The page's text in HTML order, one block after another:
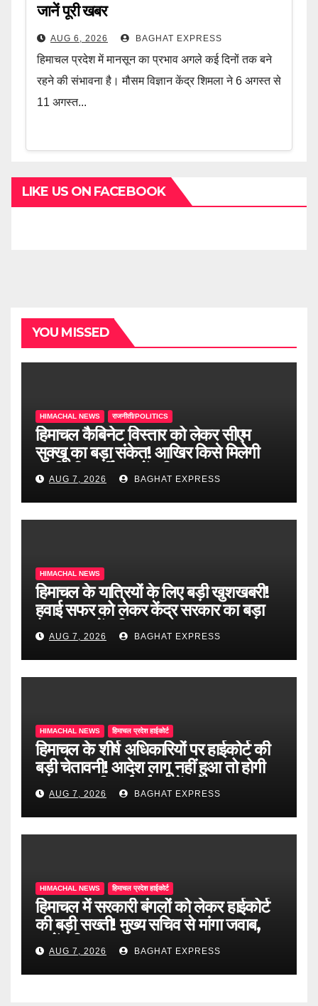
जानें पूरी खबर
AUG 6, 2026 BAGHAT EXPRESS
हिमाचल प्रदेश में मानसून का प्रभाव अगले कई दिनों तक बने
रहने की संभावना है। मौसम विज्ञान केंद्र शिमला ने 6 अगस्त से
11 अगस्त...
LIKE US ON FACEBOOK
YOU MISSED
HIMACHAL NEWS राजनीती/POLITICS
हिमाचल कैबिनेट विस्तार को लेकर सीएम
सुक्खू का बड़ा संकेत! आखिर किसे मिलेगी
मंत्री की कुर्सी? जानें पूरी खबर
AUG 7, 2026 BAGHAT EXPRESS
HIMACHAL NEWS
हिमाचल के यात्रियों के लिए बड़ी खुशखबरी!
हवाई सफर को लेकर केंद्र सरकार का बड़ा
फैसला, जानें पूरी खबर
AUG 7, 2026 BAGHAT EXPRESS
HIMACHAL NEWS हिमाचल प्रदेश हाईकोर्ट
हिमाचल के शीर्ष अधिकारियों पर हाईकोर्ट की
बड़ी चेतावनी! आदेश लागू नहीं हुआ तो होगी
अवमानना की कार्रवाई, जानें पूरी खबर
AUG 7, 2026 BAGHAT EXPRESS
HIMACHAL NEWS हिमाचल प्रदेश हाईकोर्ट
हिमाचल में सरकारी बंगलों को लेकर हाईकोर्ट
की बड़ी सख्ती! मुख्य सचिव से मांगा जवाब,
जानें पूरी खबर
AUG 7, 2026 BAGHAT EXPRESS